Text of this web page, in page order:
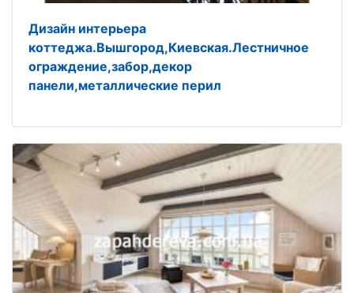
Дизайн интерьера
коттеджа.Вышгород,Киевская.Лестничное
ограждение,забор,декор
панели,металлические перил